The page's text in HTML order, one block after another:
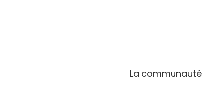
La communauté